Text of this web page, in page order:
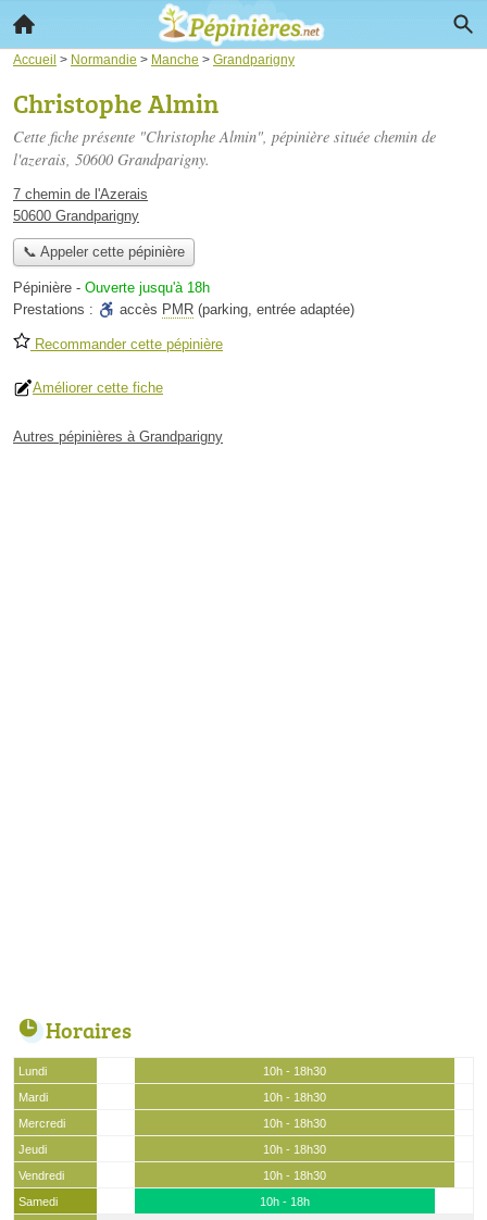
Accueil > Normandie > Manche > Grandparigny
Christophe Almin
Cette fiche présente "Christophe Almin", pépinière située chemin de
l'azerais, 50600 Grandparigny.
7 chemin de l'Azerais
50600 Grandparigny
📞 Appeler cette pépinière
Pépinière - Ouverte jusqu'à 18h
Prestations :
accès PMR (parking, entrée adaptée)
Recommander cette pépinière
Améliorer cette fiche
Autres pépinières à Grandparigny
Horaires
Lundi
10h - 18h30
Mardi
10h - 18h30
Mercredi
10h - 18h30
Jeudi
10h - 18h30
Vendredi
10h - 18h30
Samedi
10h - 18h